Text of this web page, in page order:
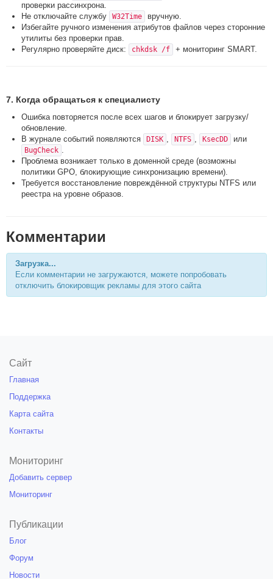
проверки рассинхрона.
Не отключайте службу
W32Time
вручную.
Избегайте ручного изменения атрибутов файлов через сторонние
утилиты без проверки прав.
Регулярно проверяйте диск:
chkdsk /f + мониторинг SMART.
7. Когда обращаться к специалисту
Ошибка повторяется после всех шагов и блокирует загрузку/
обновление.
В журнале событий появляются
DISK , NTFS , KsecDD или
BugCheck .
Проблема возникает только в доменной среде (возможны
политики GPO, блокирующие синхронизацию времени).
Требуется восстановление повреждённой структуры NTFS или
реестра на уровне образов.
Комментарии
Загрузка...
Если комментарии не загружаются, можете попробовать
отключить блокировщик рекламы для этого сайта
Сайт
Главная
Поддержка
Карта сайта
Контакты
Мониторинг
Добавить сервер
Мониторинг
Публикации
Блог
Форум
Новости